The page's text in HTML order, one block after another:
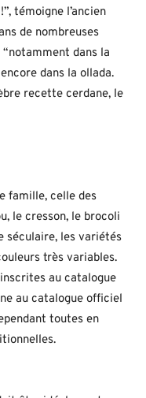
témoigne l’ancien
de nombreuses
dans la
dans la ollada.
recette cerdane, le
famille, celle des
le cresson, le brocoli
séculaire, les variétés
très variables.
au catalogue
au catalogue officiel
toutes en